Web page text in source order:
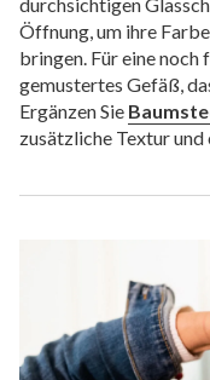
Öffnung, um ihre
bringen. Für eine noch
gemustertes Gefäß,
Ergänzen Sie
zusätzliche Textur und